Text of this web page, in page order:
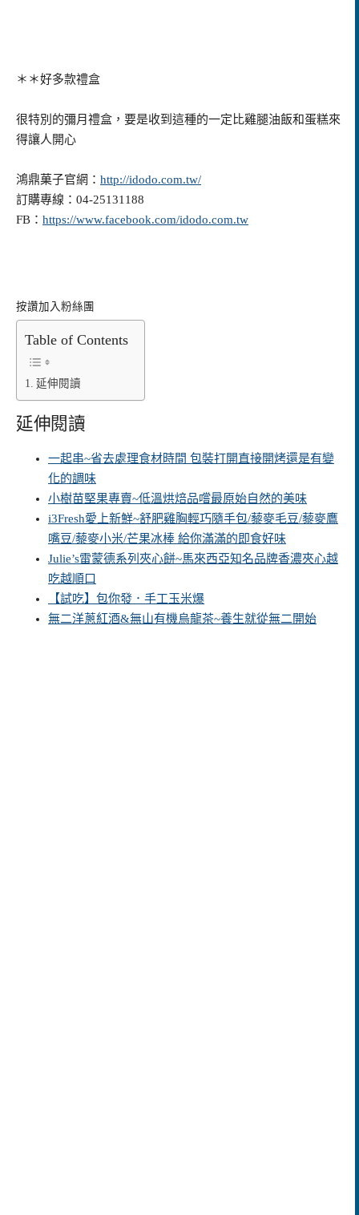
＊＊好多款禮盒
很特別的彌月禮盒，要是收到這種的一定比雞腿油飯和蛋糕來
得讓人開心
鴻鼎菓子官網： http://idodo.com.tw/
訂購專線：04-25131188
FB： https://www.facebook.com/idodo.com.tw
按讚加入粉絲團
Table of Contents
延伸閱讀
延伸閱讀
一起串~省去處理食材時間 包裝打開直接開烤還是有變
化的調味
小樹苗堅果專賣~低溫烘焙品嚐最原始自然的美味
i3Fresh愛上新鮮~舒肥雞胸輕巧隨手包/藜麥毛豆/藜麥鷹
嘴豆/藜麥小米/芒果冰棒 給你滿滿的即食好味
Julie’s雷蒙德系列夾心餅~馬來西亞知名品牌香濃夾心越
吃越順口
【試吃】包你發．手工玉米爆
無二洋蔥紅酒&無山有機烏龍茶~養生就從無二開始